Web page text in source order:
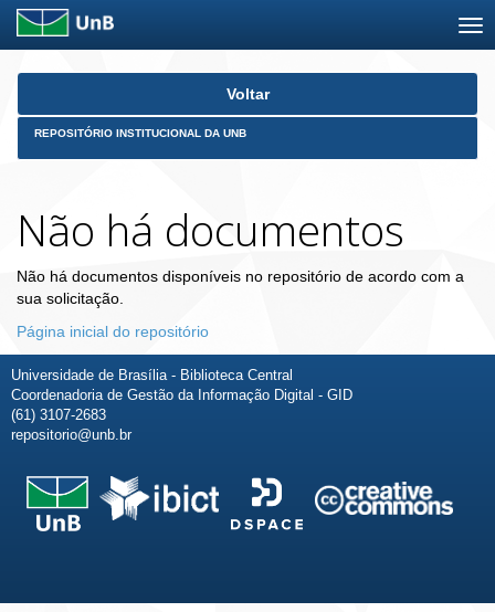
Skip
Voltar
REPOSITÓRIO INSTITUCIONAL DA UNB
Não há documentos
Não há documentos disponíveis no repositório de acordo com a
sua solicitação.
Página inicial do repositório
Universidade de Brasília - Biblioteca Central
Coordenadoria de Gestão da Informação Digital - GID
(61) 3107-2683
repositorio@unb.br